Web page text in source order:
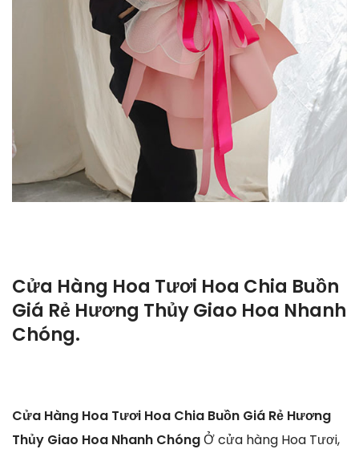
Cửa Hàng Hoa Tươi Hoa Chia Buồn
Giá Rẻ Hương Thủy Giao Hoa Nhanh
Chóng.
Cửa Hàng Hoa Tươi Hoa Chia Buồn Giá Rẻ Hương
Thủy Giao Hoa Nhanh ChóngỞ cửa hàng Hoa Tươi,